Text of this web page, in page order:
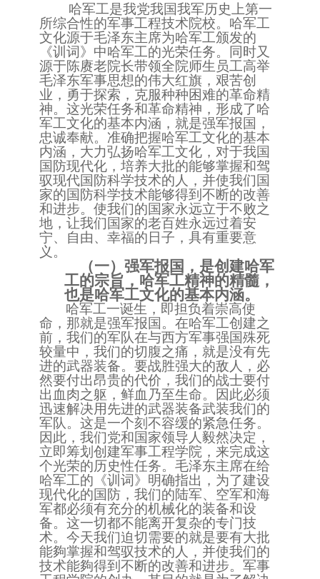
哈军工是我党我国我军历史上第一
所综合性的军事工程技术院校。哈军工
文化源于毛泽东主席为哈军工颁发的
《训词》中哈军工的光荣任务。同时又
源于陈赓老院长带领全院师生员工高举
毛泽东军事思想的伟大红旗，艰苦创
业，勇于探索，克服种种困难的革命精
神。这光荣任务和革命精神，形成了哈
军工文化的基本内涵，就是强军报国，
忠诚奉献。准确把握哈军工文化的基本
内涵，大力弘扬哈军工文化，对于我国
国防现代化，培养大批的能够掌握和驾
驭现代国防科学技术的人，并使我们国
家的国防科学技术能够得到不断的改善
和进步。使我们的国家永远立于不败之
地，让我们国家的老百姓永远过着安
宁、自由、幸福的日子，具有重要意
义。
（一） 强军报国，是创建哈军
工的宗旨，哈军工精神的精髓，
也是哈军工文化的基本内涵。
哈军工一诞生，即担负着崇高使
命，那就是强军报国。在哈军工创建之
前，我们的军队在与西方军事强国殊死
较量中，我们的切腹之痛 ， 就是没有先
进的武器装备。要战胜强大的敌人，必
然要付出昂贵的代价，我们的战士要付
出血肉之躯，鲜血乃至生命。因此必须
迅速解决用先进的武器装备武装我们的
军队。这是一个刻不容缓的紧急任务。
因此，我们党和国家领导人毅然决定，
立即筹划创建军事工程学院，来完成这
个光荣的历史性任务。毛泽东主席在给
哈军工的 《训词》明确指出，为了建设
现代化的国防，我们的陆军、空军和海
军都必须有充分的机械化的装备和设
备。这一切都不能离开复杂的专门技
术。今天我们迫切需要的就是要有大批
能夠掌握和驾驭技术的人，并使我们的
技术能夠得到不断的改善和进步。军事